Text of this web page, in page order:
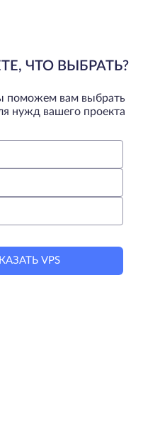
ЧТО ВЫБРАТЬ?
поможем вам выбрать
нужд вашего проекта
VPS